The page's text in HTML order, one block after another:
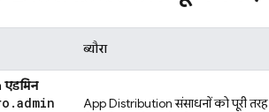
ब्यौरा
एडमिन
.admin App Distributionसंसाधनों को पूरी तरह